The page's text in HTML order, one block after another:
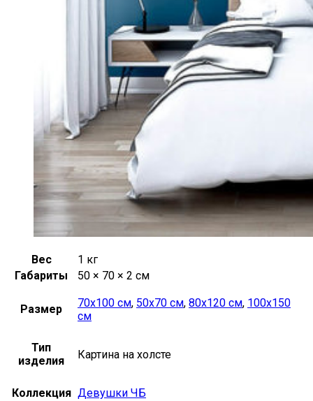
Вес
1 кг
Габариты
50 × 70 × 2 см
Размер 70х100 см, 50х70 см, 80х120 см, 100х150
см
Тип
изделия
Картина на холсте
Коллекция Девушки ЧБ